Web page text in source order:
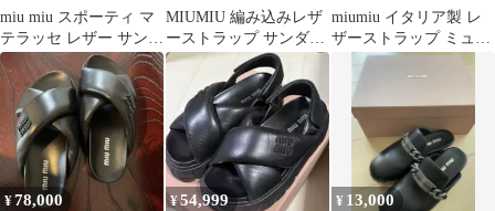
miu miu スポーティ マ
テラッセ レザー サンダ
ル ブラック 【美品】
MIUMIU 編み込みレザ
ーストラップ サンダル
38 ブラック5X0208
miumiu イタリア製 レ
ザーストラップ ミュー
ルサンダル 36 黒
¥78,000 ¥54,999 ¥ 13,000